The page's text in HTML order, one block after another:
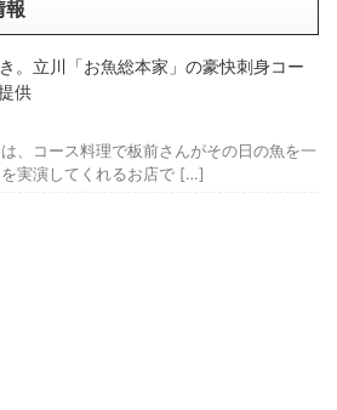
報
。立川「お魚総本家」の豪快刺身コー
供
、コース料理で板前さんがその日の魚を一
実演してくれるお店で […]